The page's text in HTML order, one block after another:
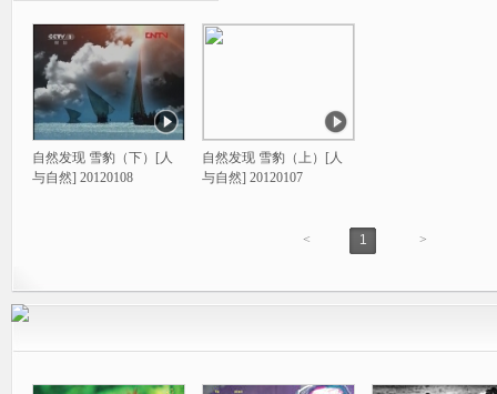
自然发现 雪豹（下）[人
与自然] 20120108
自然发现 雪豹（上）[人
与自然] 20120107
< 1 >